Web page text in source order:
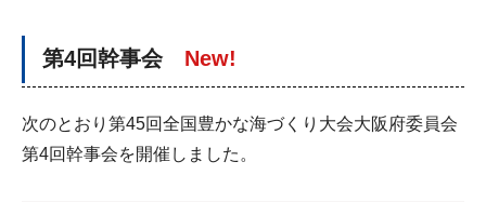
第4回幹事会 New!
次のとおり第45回全国豊かな海づくり大会大阪府委員会
第4回幹事会を開催しました。